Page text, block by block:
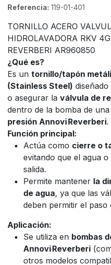
Referencia: 119-01-401
TORNILLO ACERO
HIDROLAVADORA RKV
REVERBERI AR960850
¿Qué es?
Es un tornillo/tapón
(Stainless Steel)
o asegurar la válvula de
dentro de la bomba de una
presión Annovi Reverberi.
Función principal:
Actúa como cierre o
evitando que el agua
salida.
Permite mantener la
de agua, ya que las
deben permitir el paso
Aplicación:
Se utiliza en bombas
Annovi Reverberi
otros modelos